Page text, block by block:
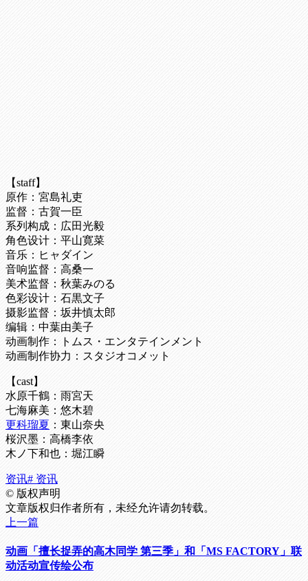
【staff】
原作：宮島礼吏
监督：古賀一臣
系列构成：広田光毅
角色设计：平山寛菜
音乐：ヒャダイン
音响监督：高桑一
美术监督：秋葉みのる
色彩设计：石黒文子
摄影监督：坂井慎太郎
编辑：中葉由美子
动画制作：トムス・エンタテインメント
动画制作协力：スタジオコメット
【cast】
水原千鶴：雨宮天
七海麻美：悠木碧
更科瑠夏 ：東山奈央
桜沢墨：高橋李依
木ノ下和也：堀江瞬
资讯# 资讯
© 版权声明
文章版权归作者所有，未经允许请勿转载。
上一篇
动画「擅长捉弄的高木同学 第三季」和「MS FACTORY」联
动活动宣传绘公布